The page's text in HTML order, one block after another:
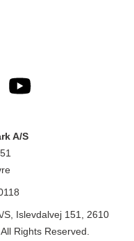
A/S
Islevdalvej 151, 2610
Rights Reserved.